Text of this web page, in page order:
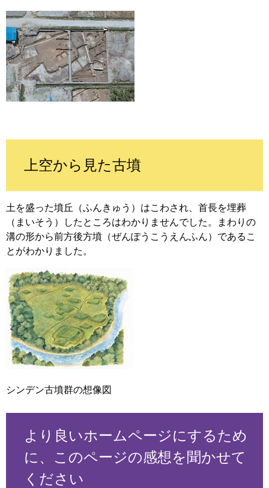
上空から見た古墳
土を盛った墳丘（ふんきゅう）はこわされ、首長を埋葬
（まいそう）したところはわかりませんでした。まわりの
溝の形から前方後方墳（ぜんぽうこうえんふん）であるこ
とがわかりました。
シンデン古墳群の想像図
より良いホームページにするため
に、このページの感想を聞かせて
ください